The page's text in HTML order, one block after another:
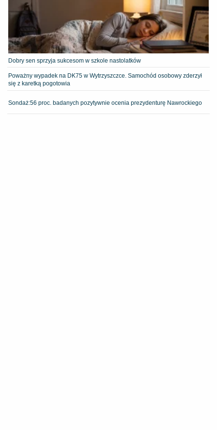
Dobry sen sprzyja sukcesom w szkole nastolatków
Poważny wypadek na DK75 w Wytrzyszczce. Samochód osobowy zderzył
się z karetką pogotowia
​Sondaż:56 proc. badanych pozytywnie ocenia prezydenturę Nawrockiego